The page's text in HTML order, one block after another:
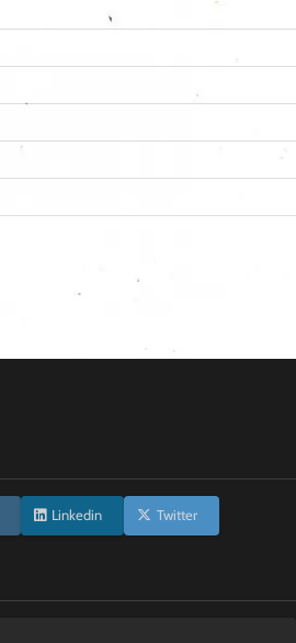
Linkedin Twitter